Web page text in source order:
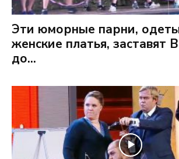
Эти юморные парни,
женские платья, заставят
до...